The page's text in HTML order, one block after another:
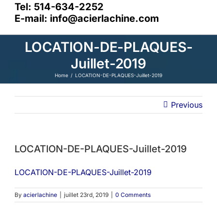
Tel: 514-634-2252
E-mail: info@acierlachine.com
LOCATION-DE-PLAQUES-
Juillet-2019
Home LOCATION-DE-PLAQUES-Juillet-2019
Previous
LOCATION-DE-PLAQUES-Juillet-2019
LOCATION-DE-PLAQUES-Juillet-2019
By acierlachine juillet 23rd, 2019 0 Comments